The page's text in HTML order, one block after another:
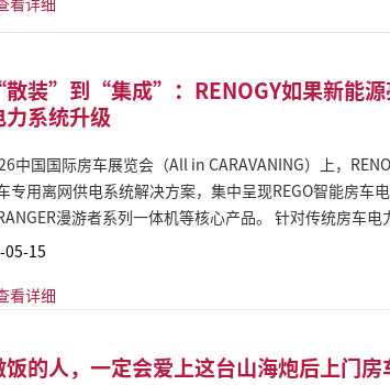
看详细
装”到“集成”：RENOGY如果新能源
力系统升级
中国国际房车展览会（All in CARAVANING）上，
专用离网供电系统解决方案，集中呈现REGO智能房车
漫游者系列一体机等核心产品。 针对传统房车电力系统布线复杂、安装周期长、维护成本
业痛点，RENOGY通过高度集成化设计，为房车制造商
成化、智能化”升级。
05-15
看详细
饭的人，一定会爱上这台山海炮后上门房